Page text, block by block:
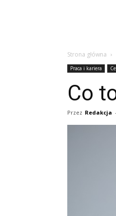
Strona główna
Praca i kariera
Co
Przez Redakcja -